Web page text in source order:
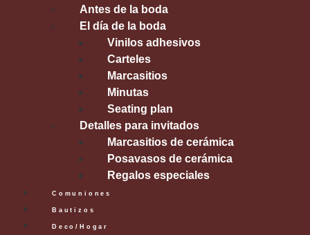
Antes de la boda
El día de la boda
Vinilos adhesivos
Carteles
Marcasitios
Minutas
Seating plan
Detalles para invitados
Marcasitios de cerámica
Posavasos de cerámica
Regalos especiales
Comuniones
Bautizos
Deco/Hogar